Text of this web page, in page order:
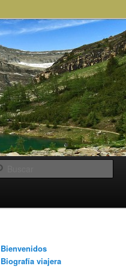
Bienvenidos
Biografía viajera